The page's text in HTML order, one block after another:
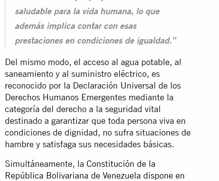
saludable para la vida humana, lo que
además implica contar con esas
prestaciones en condiciones de igualdad.”
Del mismo modo, el acceso al agua potable, al
saneamiento y al suministro eléctrico, es
reconocido por la Declaración Universal de los
Derechos Humanos Emergentes mediante la
categoría del derecho a la seguridad vital
destinado a garantizar que toda persona viva en
condiciones de dignidad, no sufra situaciones de
hambre y satisfaga sus necesidades básicas.
Simultáneamente, la Constitución de la
República Bolivariana de Venezuela dispone en